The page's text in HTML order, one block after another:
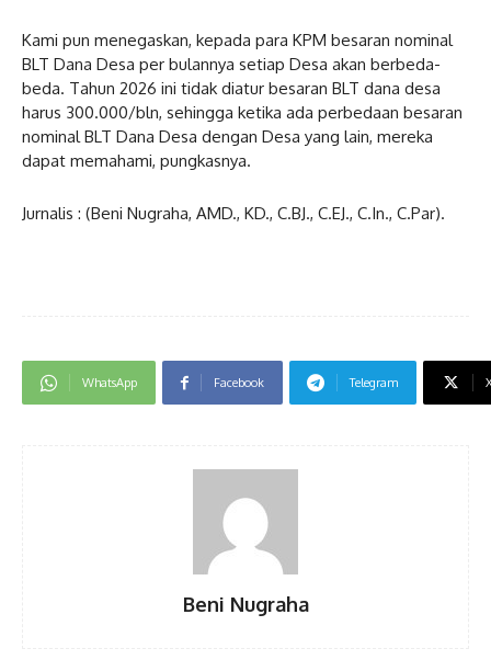
Kami pun menegaskan, kepada para KPM besaran nominal
BLT Dana Desa per bulannya setiap Desa akan berbeda-
beda. Tahun 2026 ini tidak diatur besaran BLT dana desa
harus 300.000/bln, sehingga ketika ada perbedaan besaran
nominal BLT Dana Desa dengan Desa yang lain, mereka
dapat memahami, pungkasnya.
Jurnalis : (Beni Nugraha, AMD., KD., C.BJ., C.EJ., C.In., C.Par).
WhatsApp Facebook Telegram
Beni Nugraha